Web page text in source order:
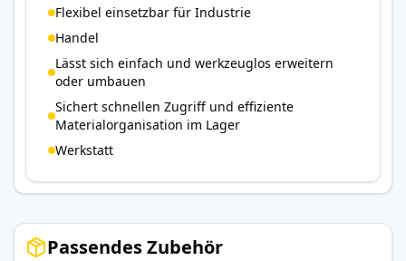
Flexibel einsetzbar für Industrie
Handel
Lässt sich einfach und werkzeuglos erweitern
oder umbauen
Sichert schnellen Zugriff und effiziente
Materialorganisation im Lager
Werkstatt
Passendes Zubehör